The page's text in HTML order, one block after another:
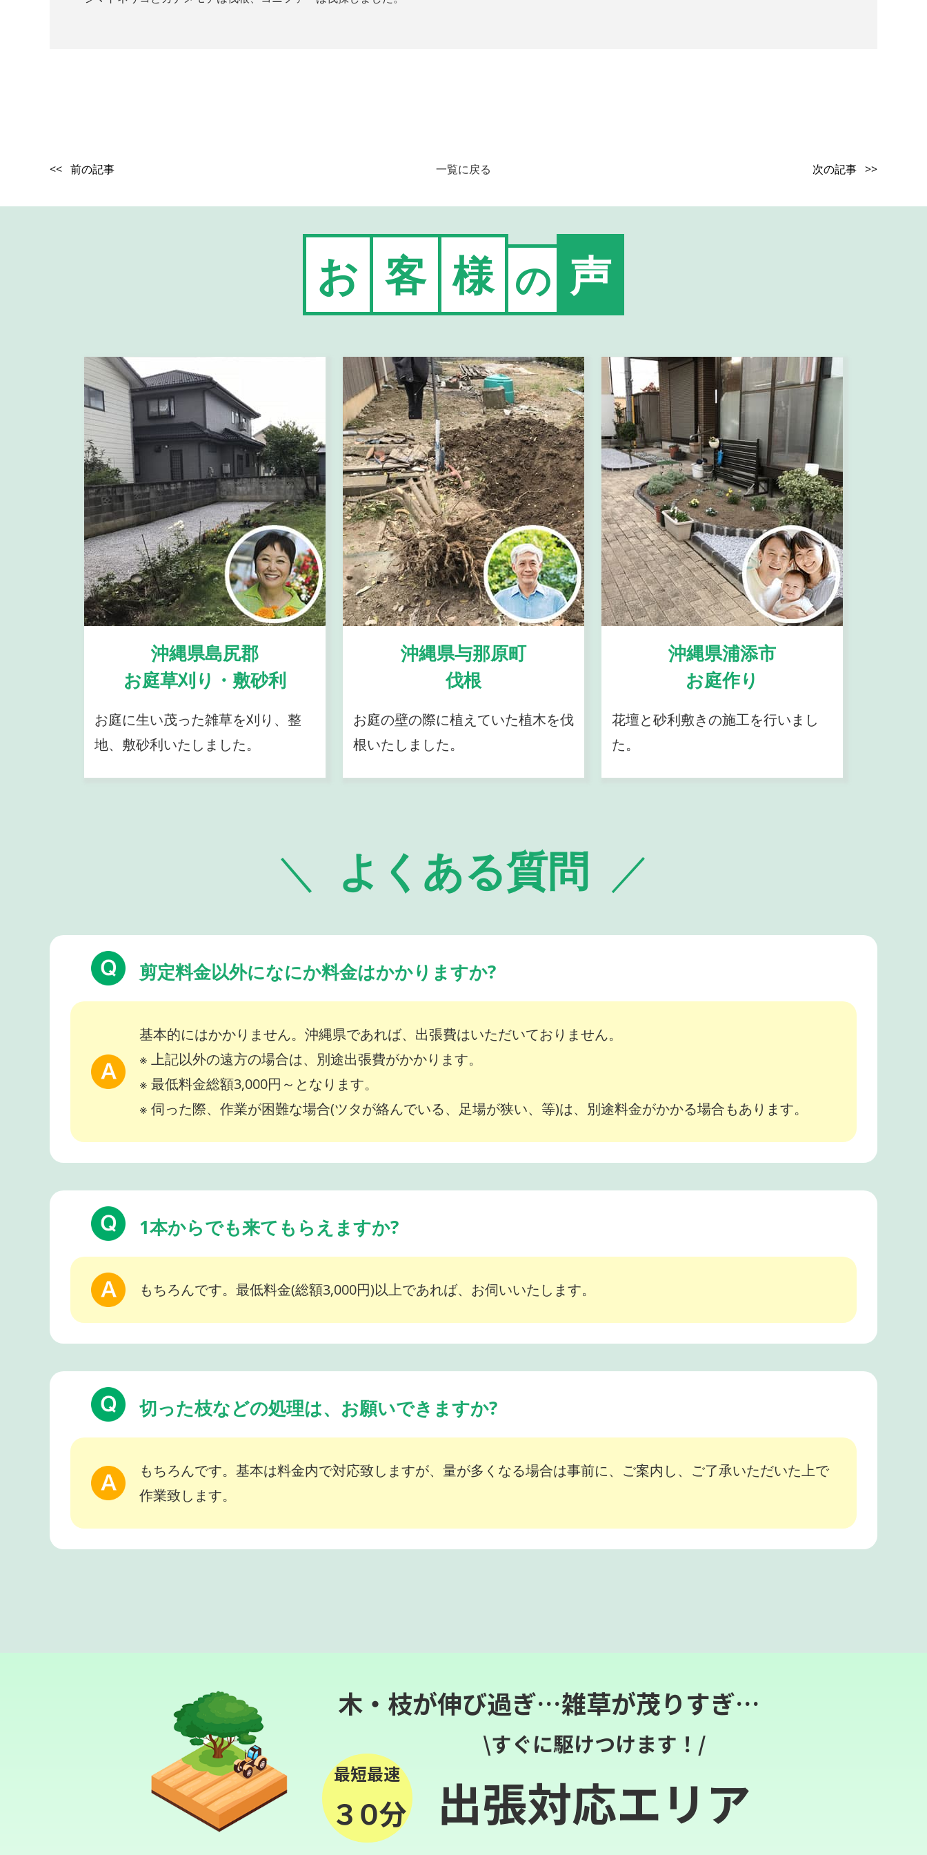
<< 前の記事 一覧に戻る 次の記事 >>
お 客 様 の 声
沖縄県島尻郡
お庭草刈り・敷砂利
お庭に生い茂った雑草を刈り、整
地、敷砂利いたしました。
沖縄県与那原町
伐根
お庭の壁の際に植えていた植木を伐
根いたしました。
沖縄県浦添市
お庭作り
花壇と砂利敷きの施工を行いまし
た。
よくある質問
剪定料金以外になにか料金はかかりますか?
基本的にはかかりません。沖縄県であれば、出張費はいただいておりません。
※ 上記以外の遠方の場合は、別途出張費がかかります。
※ 最低料金総額3,000円～となります。
※ 伺った際、作業が困難な場合(ツタが絡んでいる、足場が狭い、等)は、別途料金がかかる場合もあります。
1本からでも来てもらえますか?
もちろんです。最低料金(総額3,000円)以上であれば、お伺いいたします。
切った枝などの処理は、お願いできますか?
もちろんです。基本は料金内で対応致しますが、量が多くなる場合は事前に、ご案内し、ご了承いただいた上で
作業致します。
木・枝が伸び過ぎ…雑草が茂りすぎ…
最短最速
３０分
\すぐに駆けつけます！/
出張対応エリア